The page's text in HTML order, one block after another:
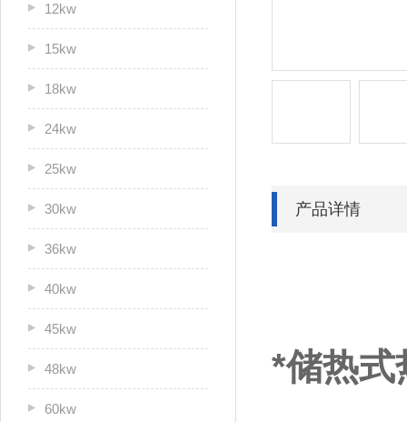
12kw
15kw
18kw
24kw
25kw
30kw
36kw
40kw
45kw
48kw
60kw
产品详情
*储热式